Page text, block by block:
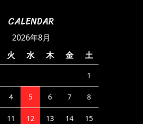
CALENDAR
2026年8月
火 水 木 金 土
1
4 5 6 7 8
11 12 13 14 15